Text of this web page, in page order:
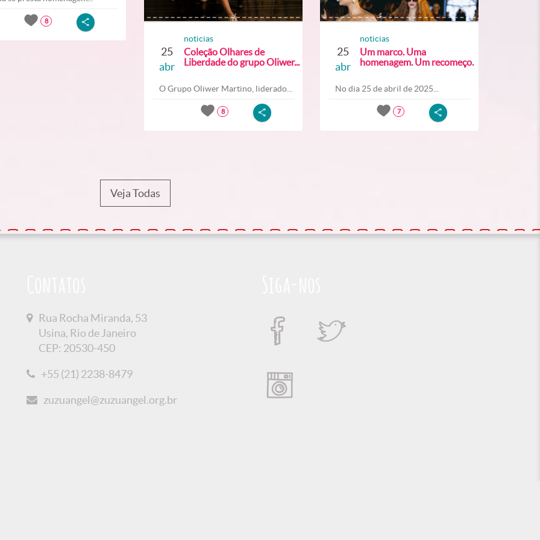
8
25
abr
noticias
Coleção Olhares de
Liberdade do grupo Oliwer...
O Grupo Oliwer Martino, liderado...
8
25
abr
noticias
Um marco. Uma
homenagem. Um recomeço.
No dia 25 de abril de 2025...
7
Veja Todas
Rua Rocha Miranda, 53
Usina, Rio de Janeiro
CEP: 20530-450
+55 (21) 2238-8479
zuzuangel@zuzuangel.org.br